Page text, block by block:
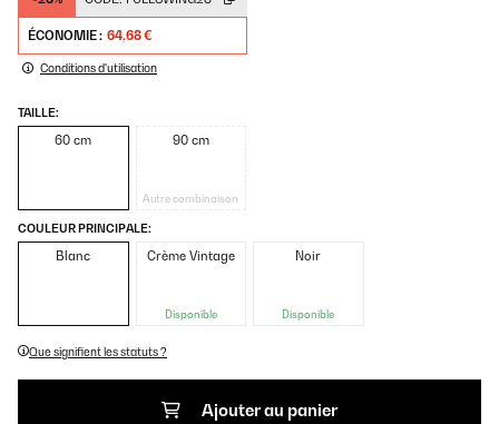
ÉCONOMIE : 64,68 €
Conditions d'utilisation
TAILLE:
60 cm 90 cm
Autre combinaison
COULEUR PRINCIPALE:
Blanc Crème Vintage
Disponible
Noir
Disponible
Que signifient les statuts ?
Ajouter au panier